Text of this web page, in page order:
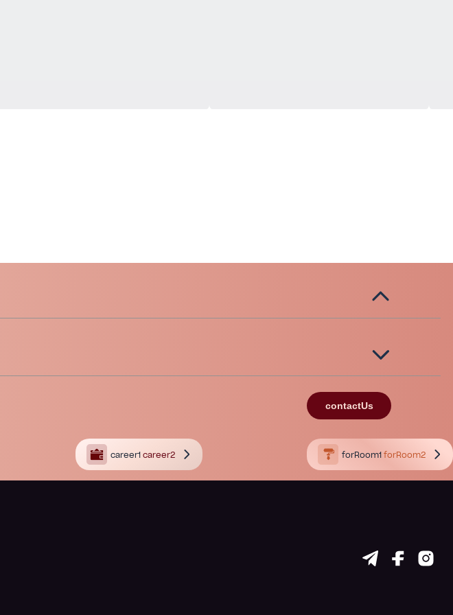
contactUs
career1 career2 forRoom1 forRoom2